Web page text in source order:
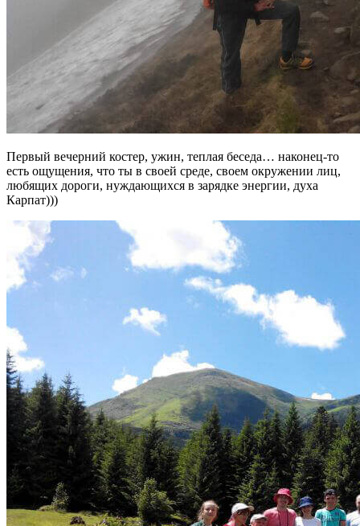
Первый вечерний костер, ужин, теплая беседа… наконец-то
есть ощущения, что ты в своей среде, своем окружении лиц,
любящих дороги, нуждающихся в зарядке энергии, духа
Карпат)))